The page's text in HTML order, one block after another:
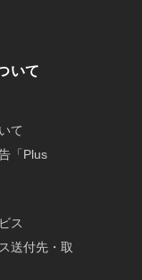
いて
て
「Plus
ス
送付先・取